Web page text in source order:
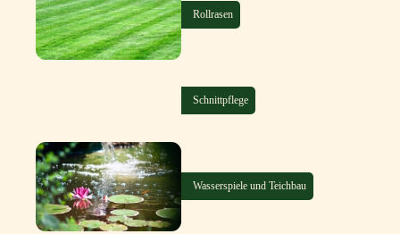
Rollrasen
Schnittpflege
Wasserspiele und Teichbau